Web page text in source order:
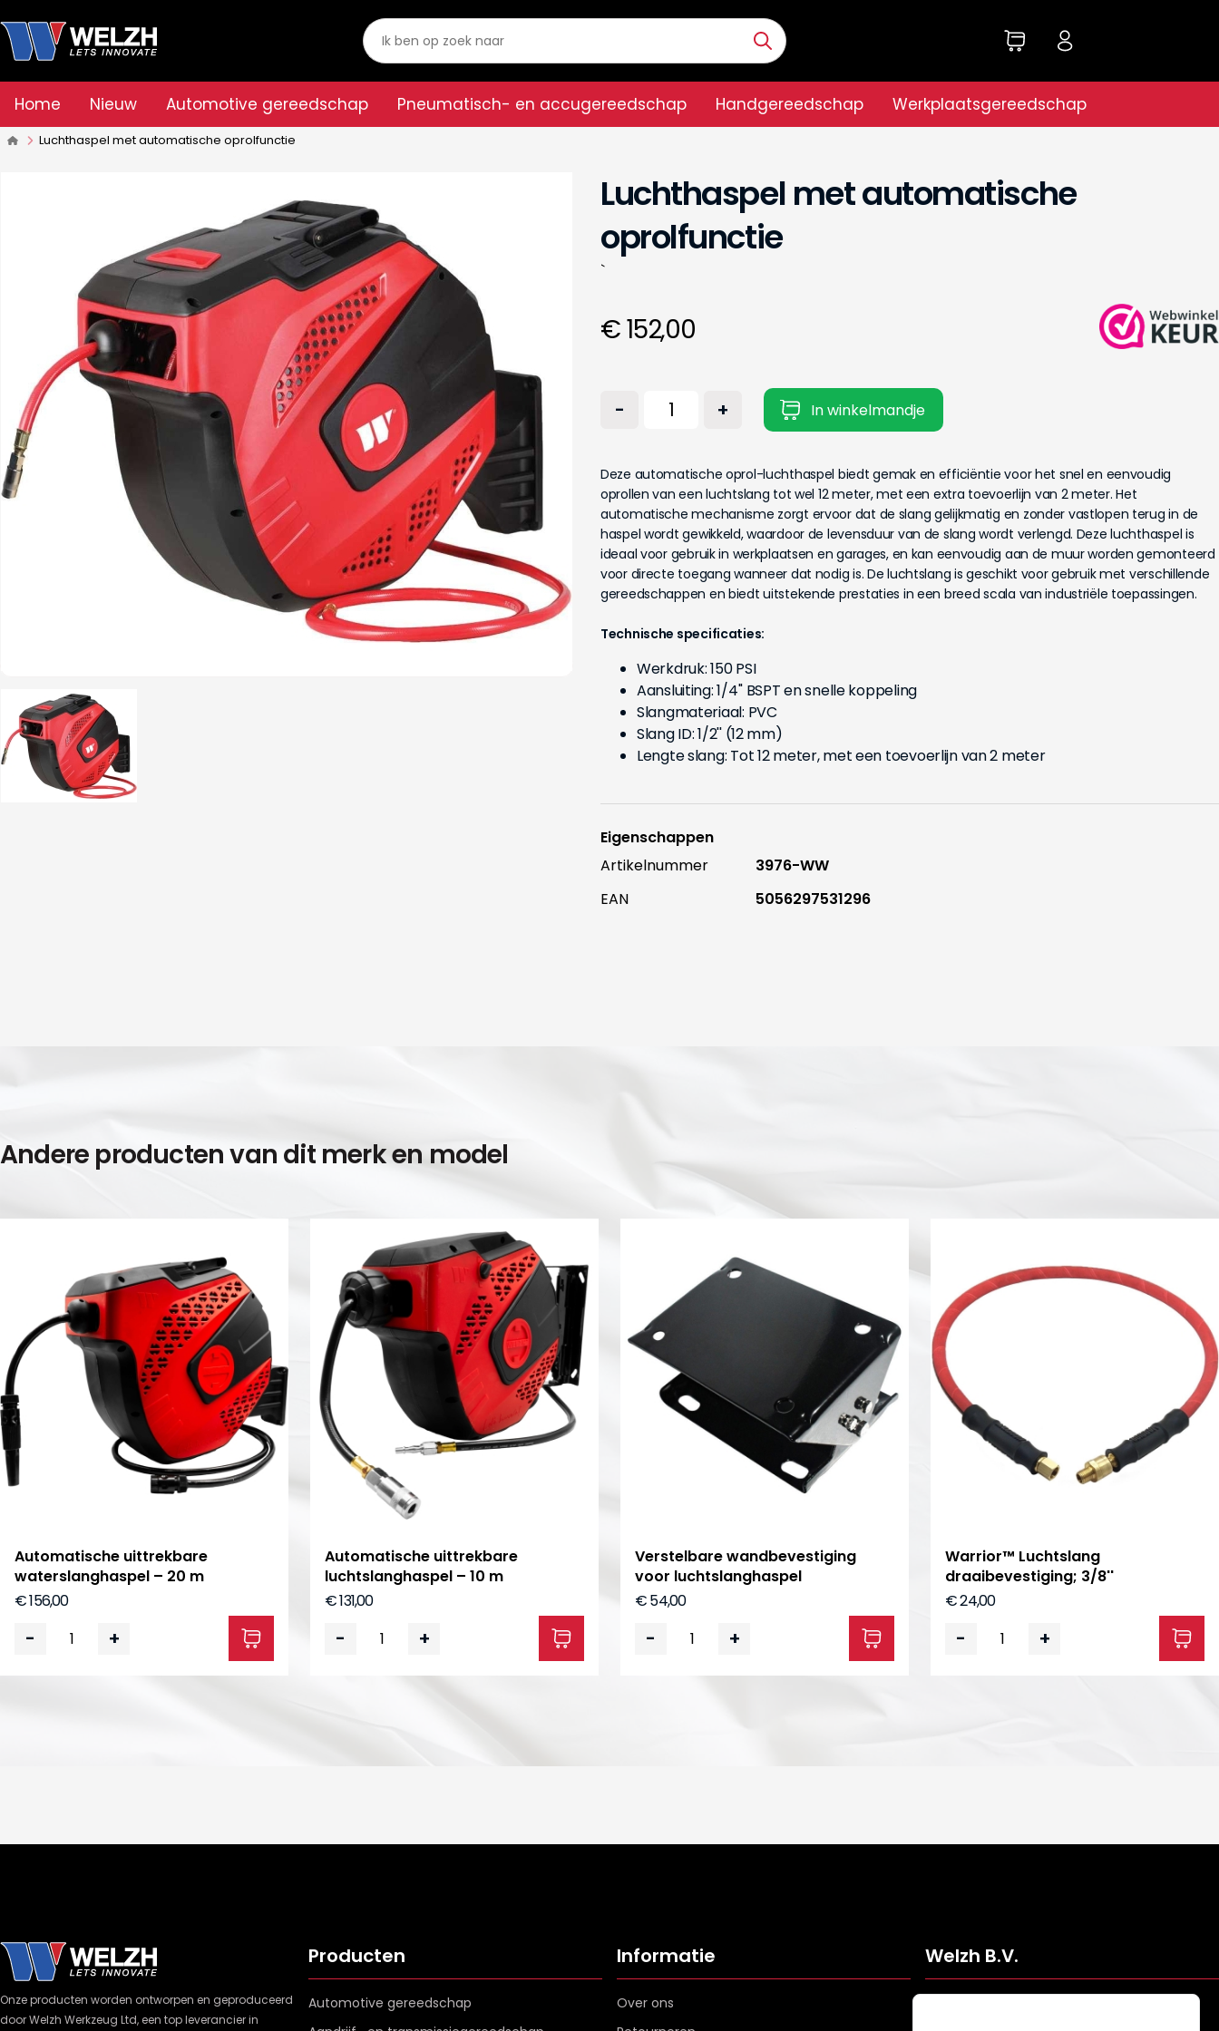
Home Nieuw Automotive gereedschap Pneumatisch- en accugereedschap Handgereedschap Werkplaatsgereedschap
Luchthaspel met automatische oprolfunctie
Luchthaspel met automatische
oprolfunctie
`
€ 152,00
- + In winkelmandje
Deze automatische oprol-luchthaspel biedt gemak en efficiëntie voor het snel en eenvoudig
oprollen van een luchtslang tot wel 12 meter, met een extra toevoerlijn van 2 meter. Het
automatische mechanisme zorgt ervoor dat de slang gelijkmatig en zonder vastlopen terug in de
haspel wordt gewikkeld, waardoor de levensduur van de slang wordt verlengd. Deze luchthaspel is
ideaal voor gebruik in werkplaatsen en garages, en kan eenvoudig aan de muur worden gemonteerd
voor directe toegang wanneer dat nodig is. De luchtslang is geschikt voor gebruik met verschillende
gereedschappen en biedt uitstekende prestaties in een breed scala van industriële toepassingen.
Technische specificaties:
Werkdruk: 150 PSI
Aansluiting: 1/4'' BSPT en snelle koppeling
Slangmateriaal: PVC
Slang ID: 1/2'' (12 mm)
Lengte slang: Tot 12 meter, met een toevoerlijn van 2 meter
Eigenschappen
Artikelnummer
3976-WW
EAN
5056297531296
Andere producten van dit merk en model
Automatische uittrekbare
waterslanghaspel – 20 m
€ 156,00
- +
Automatische uittrekbare
luchtslanghaspel – 10 m
€ 131,00
- +
Verstelbare wandbevestiging
voor luchtslanghaspel
€ 54,00
- +
Warrior™ Luchtslang
draaibevestiging; 3/8''
€ 24,00
- +
Onze producten worden ontworpen en geproduceerd
door Welzh Werkzeug Ltd, een top leverancier in
Producten
Automotive gereedschap
Informatie
Over ons
Welzh B.V.